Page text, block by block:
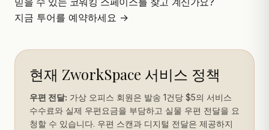
지금 투어를 예약하세요 →
현재 ZworkSpace 서비스 정책
우편 전달: 가상 오피스 회원은 발송 1건당 $5의 서비스
수수료와 실제 우편요금을 부담하고 실물 우편 전달을 요
청할 수 있습니다. 우편 스캔과 디지털 전달은 제공하지